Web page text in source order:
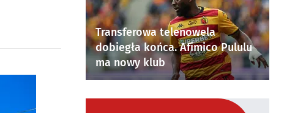
Transferowa telenowela
dobiegła końca. Afimico Pululu
ma nowy klub